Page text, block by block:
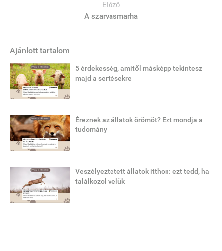
Előző
A szarvasmarha
Ajánlott tartalom
5 érdekesség, amitől másképp tekintesz
majd a sertésekre
Éreznek az állatok örömöt? Ezt mondja a
tudomány
Veszélyeztetett állatok itthon: ezt tedd, ha
találkozol velük